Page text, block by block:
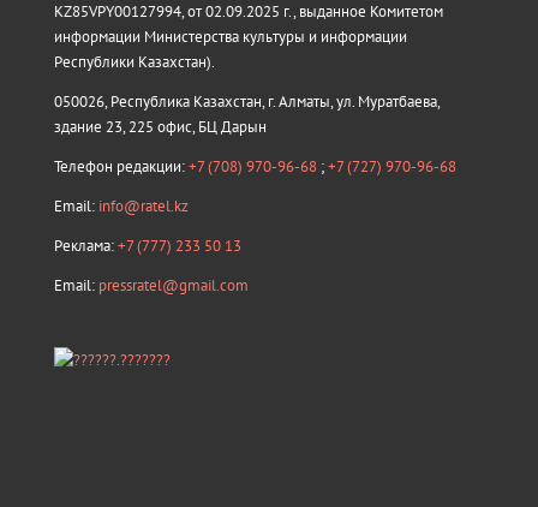
KZ85VPY00127994, от 02.09.2025 г., выданное Комитетом
информации Министерства культуры и информации
Республики Казахстан).
050026, Республика Казахстан, г. Алматы, ул. Муратбаева,
здание 23, 225 офис, БЦ Дарын
Телефон редакции:+7 (708) 970-96-68 ;+7 (727) 970-96-68
Email: info@ratel.kz
Реклама:+7 (777) 233 50 13
Email: pressratel@gmail.com